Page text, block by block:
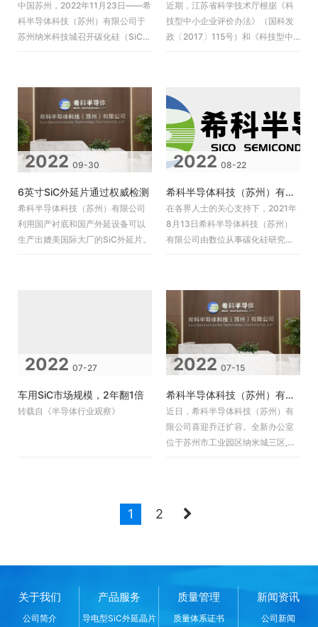
中国苏州，2022年11月23日——希
科半导体科技（苏州）有限公司于
苏州纳米科技城召开碳化硅（SiC）
近期，江苏省科学技术厅根据《科
技型中小企业评价办法》（国科发
政〔2017〕115号）和《科技型中
2022 09-30
6英寸SiC外延片通过权威检测
希科半导体科技（苏州）有限公司
利用国产衬底和国产外延设备可以
生产出媲美国际大厂的SiC外延片。
2022 08-22
希科半导体科技（苏州）有限公司成立一周年
在各界人士的关心支持下，2021年
8月13日希科半导体科技（苏州）
有限公司由数位从事碳化硅研究十
2022 07-27
车用SiC市场规模，2年翻1倍
转载自《半导体行业观察》
2022 07-15
希科半导体科技（苏州）有限公司喜迎乔迁扩容
近日，希科半导体科技（苏州）有
限公司喜迎乔迁扩容。全新办公室
位于苏州市工业园区纳米城三区,畅
1 2
关于我们
公司简介
产品服务
导电型SiC外延晶片
质量管理
质量体系证书
新闻资讯
公司新闻